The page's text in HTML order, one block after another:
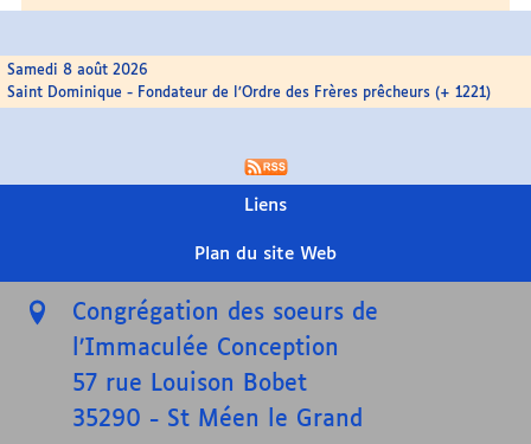
Samedi 8 août 2026
Saint Dominique - Fondateur de l’Ordre des Frères prêcheurs (+ 1221)
Liens
Plan du site Web
Congrégation des soeurs de
l’Immaculée Conception
57 rue Louison Bobet
35290 - St Méen le Grand